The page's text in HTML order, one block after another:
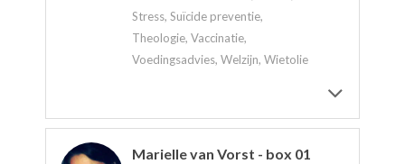
Stress, Suïcide preventie,
Theologie, Vaccinatie,
Voedingsadvies, Welzijn, Wietolie
Marielle van Vorst - box 01